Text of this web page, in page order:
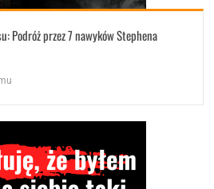
Podróż przez 7 nawyków Stephena